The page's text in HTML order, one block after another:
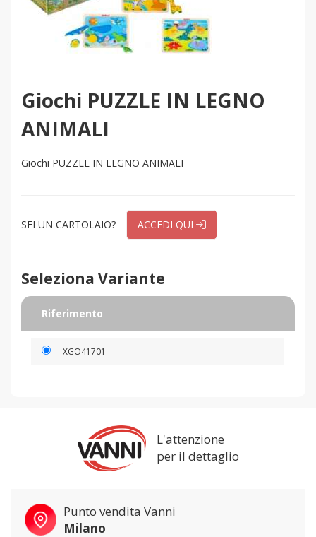
Giochi PUZZLE IN LEGNO
ANIMALI
Giochi PUZZLE IN LEGNO ANIMALI
SEI UN CARTOLAIO? ACCEDI QUI
Seleziona Variante
Riferimento
XGO41701
L'attenzione
per il dettaglio
Punto vendita Vanni
Milano